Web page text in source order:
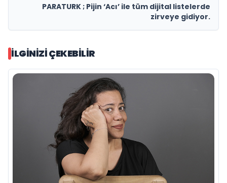
PARATURK ; Pijin ‘Acı’ ile tüm dijital listelerde
zirveye gidiyor.
İLGINIZI ÇEKEBILIR